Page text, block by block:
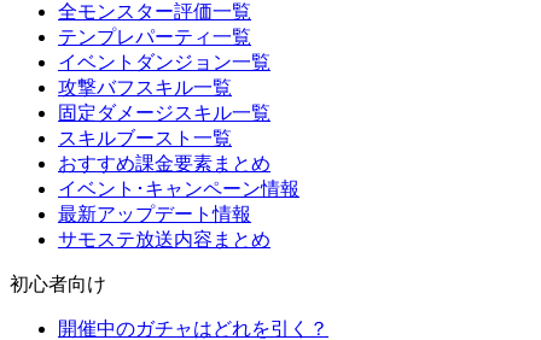
全モンスター評価一覧
テンプレパーティ一覧
イベントダンジョン一覧
攻撃バフスキル一覧
固定ダメージスキル一覧
スキルブースト一覧
おすすめ課金要素まとめ
イベント･キャンペーン情報
最新アップデート情報
サモステ放送内容まとめ
初心者向け
開催中のガチャはどれを引く？